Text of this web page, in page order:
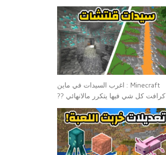
Minecraft : اغرب السيدات في ماين
كرافت كل شي فيها يتكرر مالانهائي ??